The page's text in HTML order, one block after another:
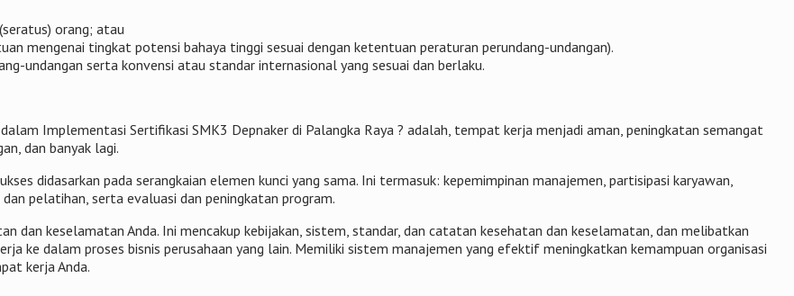
orang; atau
mengenai tingkat potensi bahaya tinggi sesuai dengan ketentuan peraturan perundang-undangan).
undangan serta konvensi atau standar internasional yang sesuai dan berlaku.
Implementasi Sertifikasi SMK3 Depnaker di Palangka Raya ? adalah, tempat kerja menjadi aman, peningkatan semangat
dan banyak lagi.
didasarkan pada serangkaian elemen kunci yang sama. Ini termasuk: kepemimpinan manajemen, partisipasi karyawan,
pelatihan, serta evaluasi dan peningkatan program.
dan keselamatan Anda. Ini mencakup kebijakan, sistem, standar, dan catatan kesehatan dan keselamatan, dan melibatkan
ke dalam proses bisnis perusahaan yang lain. Memiliki sistem manajemen yang efektif meningkatkan kemampuan organisasi
kerja Anda.